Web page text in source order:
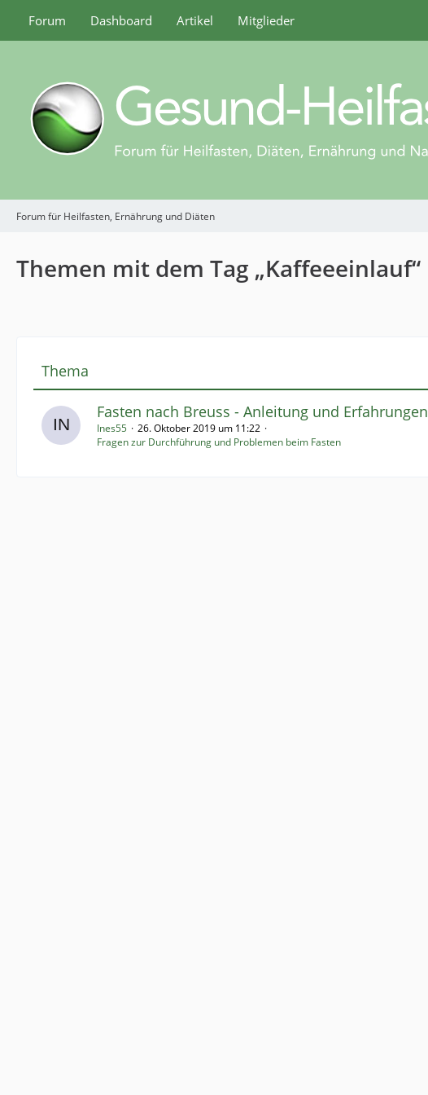
Forum Dashboard Artikel Mitglieder
Forum für Heilfasten, Ernährung und Diäten
Themen mit dem Tag „Kaffeeeinlauf“
Thema
Fasten nach Breuss - Anleitung und Erfahrungen
Ines55
26. Oktober 2019 um 11:22
Fragen zur Durchführung und Problemen beim Fasten